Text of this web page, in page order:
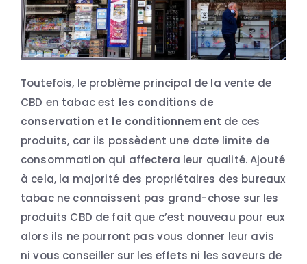
Toutefois, le problème principal de la vente de
CBD en tabac est les conditions de
conservation et le conditionnement de ces
produits, car ils possèdent une date limite de
consommation qui affectera leur qualité. Ajouté
à cela, la majorité des propriétaires des bureaux
tabac ne connaissent pas grand-chose sur les
produits CBD de fait que c’est nouveau pour eux
alors ils ne pourront pas vous donner leur avis
ni vous conseiller sur les effets ni les saveurs de